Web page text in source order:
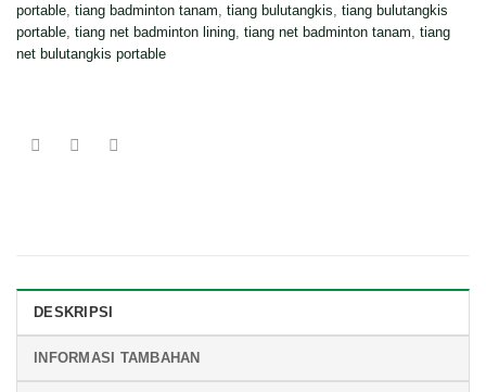
portable tiang badminton tanam tiang bulutangkis tiang bulutangkis
portable tiang net badminton lining tiang net badminton tanam tiang
net bulutangkis portable
DESKRIPSI
INFORMASI TAMBAHAN